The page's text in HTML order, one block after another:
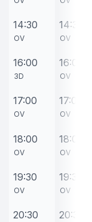
14:30
OV
16:00
3D
17:00
OV
18:00
OV
19:30
OV
20:30
14:30
OV
16:00
OV
17:00
OV
18:00
OV
19:30
OV
20:30